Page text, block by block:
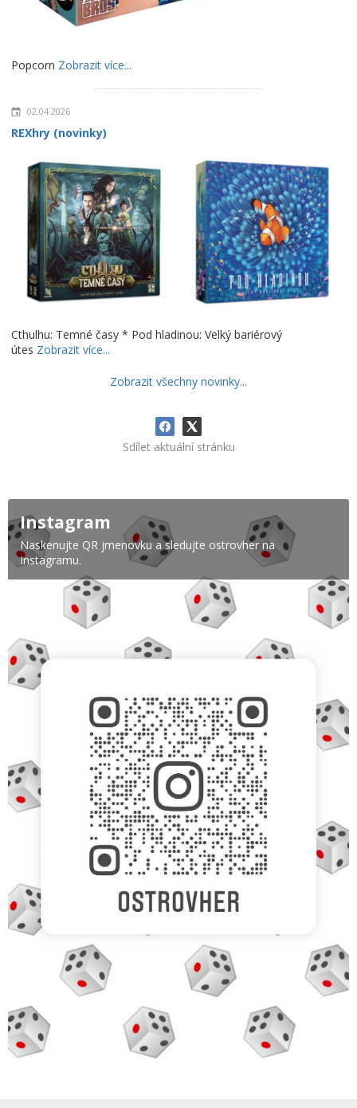
Popcorn Zobrazit více...
02.04.2026
REXhry (novinky)
Cthulhu: Temné časy * Pod hladinou: Velký bariérový
útes Zobrazit více...
Zobrazit všechny novinky...
Sdílet aktuální stránku
Instagram
Naskenujte QR jmenovku a sledujte ostrovher na
Instagramu.